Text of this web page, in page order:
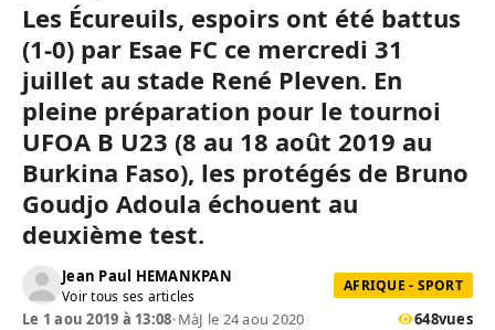
Les Écureuils, espoirs ont été battus
(1-0) par Esae FC ce mercredi 31
juillet au stade René Pleven. En
pleine préparation pour le tournoi
UFOA B U23 (8 au 18 août 2019 au
Burkina Faso), les protégés de Bruno
Goudjo Adoula échouent au
deuxième test.
Jean Paul HEMANKPAN
Voir tous ses articles
AFRIQUE - SPORT
Le 1 aou 2019 à 13:08•MàJ le 24 aou 2020 648vues